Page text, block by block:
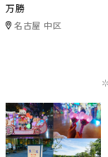
万勝
名古屋 中区